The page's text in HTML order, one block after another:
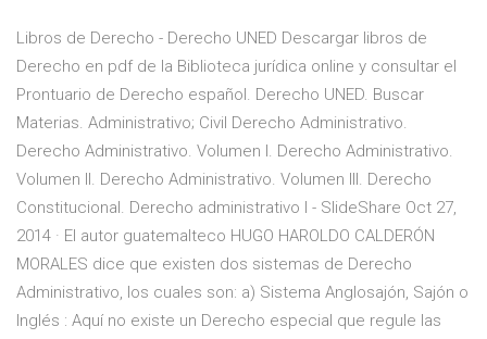
Libros de Derecho - Derecho UNED Descargar libros de
Derecho en pdf de la Biblioteca jurídica online y consultar el
Prontuario de Derecho español. Derecho UNED. Buscar
Materias. Administrativo; Civil Derecho Administrativo.
Derecho Administrativo. Volumen I. Derecho Administrativo.
Volumen II. Derecho Administrativo. Volumen III. Derecho
Constitucional. Derecho administrativo I - SlideShare Oct 27,
2014 · El autor guatemalteco HUGO HAROLDO CALDERÓN
MORALES dice que existen dos sistemas de Derecho
Administrativo, los cuales son: a) Sistema Anglosajón, Sajón o
Inglés : Aquí no existe un Derecho especial que regule las